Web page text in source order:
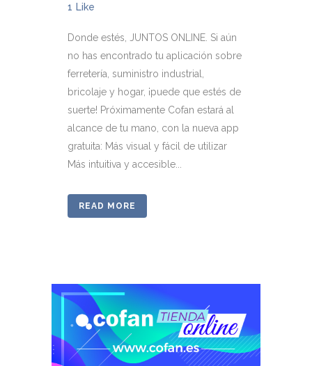
1 Like
Donde estés, JUNTOS ONLINE. Si aún
no has encontrado tu aplicación sobre
ferretería, suministro industrial,
bricolaje y hogar, ¡puede que estés de
suerte! Próximamente Cofan estará al
alcance de tu mano, con la nueva app
gratuita: Más visual y fácil de utilizar
Más intuitiva y accesible...
READ MORE